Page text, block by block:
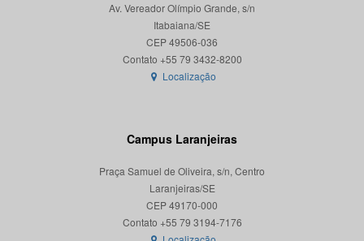
Av. Vereador Olímpio Grande, s/n
Itabaiana/SE
CEP 49506-036
Localização
Campus Laranjeiras
Praça Samuel de Oliveira, s/n, Centro
Laranjeiras/SE
CEP 49170-000